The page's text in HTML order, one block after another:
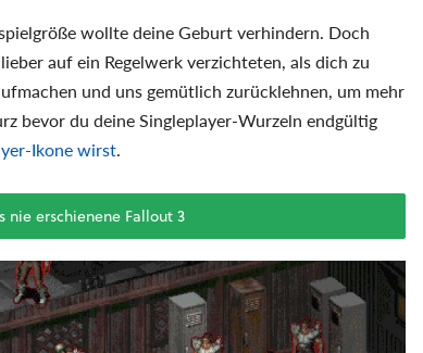
wollte deine Geburt verhindern. Doch
auf ein Regelwerk verzichteten, als dich zu
und uns gemütlich zurücklehnen, um mehr
bevor du deine Singleplayer-Wurzeln endgültig
Ikone wirst.
nie erschienene Fallout 3